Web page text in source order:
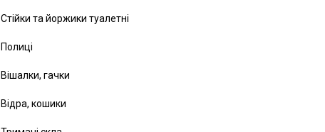
Стійки та йоржики туалетні
Полиці
Вішалки, гачки
Відра, кошики